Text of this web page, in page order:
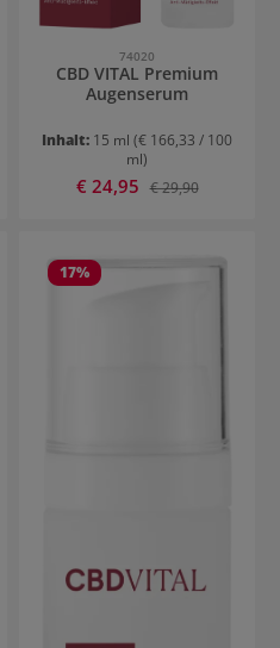
74020
CBD VITAL Premium
Augenserum
Inhalt: 15 ml (€ 166,33 / 100
ml)
Verkaufspreis:
€ 24,95 Regulärer Preis:
€ 29,90
17%